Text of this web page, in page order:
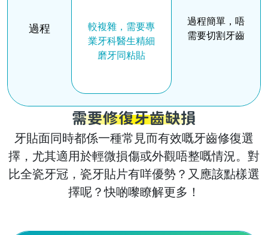
過程
較複雜，需要專
業牙科醫生精細
磨牙同粘貼
過程簡單，唔
需要切割牙齒
需要修復牙齒缺損
牙貼面同時都係一種常見而有效嘅牙齒修復選
擇，尤其適用於輕微損傷或外觀唔整嘅情況。對
比全瓷牙冠，瓷牙貼片有咩優勢？又應該點樣選
擇呢？快啲嚟瞭解更多！